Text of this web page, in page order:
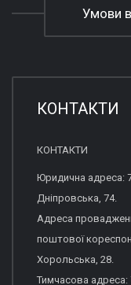
Умови
КОНТАКТИ
КОНТАКТИ
Юридична адреса:
Дніпровська, 74.
Адреса
поштової
Хорольська, 28.
Тимчасова адреса: